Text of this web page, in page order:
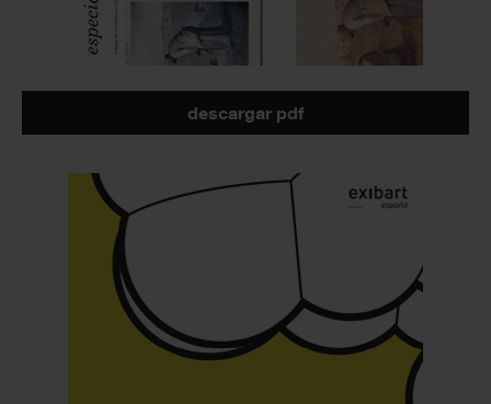
descargar pdf